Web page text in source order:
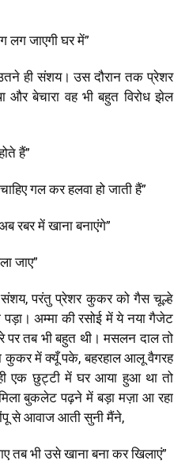
लग जाएगी घर में”
ही संशय। उस दौरान तक प्रेशर
और बेचारा वह भी बहुत विरोध झेल
हैं”
गल कर हलवा हो जाती हैं”
रबर में खाना बनाएंगे”
जाए”
संशय, परंतु प्रेशर कुकर को गैस चूल्हे
पड़ा। अम्मा की रसोई में ये नया गैजेट
पर तब भी बहुत थी। मसलन दाल तो
कुकर में क्यूँ पके, बहरहाल आलू वैगरह
एक छुट्टी में घर आया हुआ था तो
बुकलेट पढ़ने में बड़ा मज़ा आ रहा
से आवाज आती सुनी मैंने,
तब भी उसे खाना बना कर खिलाएं”